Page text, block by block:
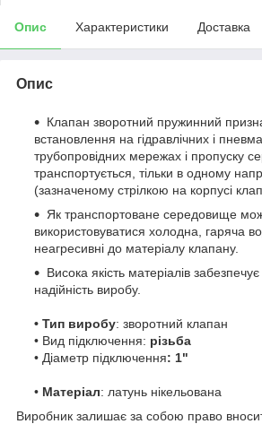
Опис Характеристики Доставка
Опис
Клапан зворотний пружинний
встановлення на гідравлічних і
трубопровідних мережах і пропуску
транспортується, тільки в одному
(зазначеному стрілкою на корпусі
Як транспортоване середовище
використовуватися холодна, гаряча
неагресивні до матеріалу клапану.
Висока якість матеріалів забезпечує
надійність виробу.
• Тип виробу: зворотний клапан
• Вид підключення: різьба
• Діаметр підключення: 1"
• Матеріал: латунь нікельована
Виробник залишає за собою право